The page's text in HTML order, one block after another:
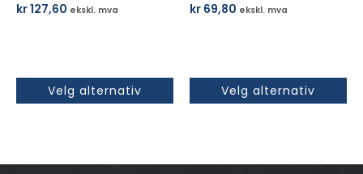
kr127,60 ekskl. mva
Velg alternativ
kr69,80 ekskl. mva
Velg alternativ